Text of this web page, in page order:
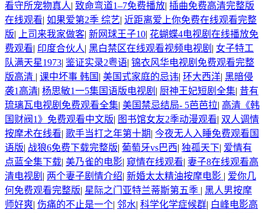
看守所宠物真人| 致命弯道1–7免费播放| 插曲免费高清完整版
在线观看| 如果爱第2季 综艺| 近距离爱上你免费在线观看完整
版| 上司来我家做客| 新网球王子10| 花蝴蝶4电视剧在线播放免
费观看| 印度合伙人| 黑白禁区在线观看视频电视剧 | 女子特工
队满天星1973| 鉴证实录2粤语| 锦衣风华电视剧免费观看完整
版高清 | 课中坏事 韩国 | 美国式家庭的忌讳| 环大西洋| 黑暗侵
袭1高清| 杨思敏1一5集国语版电视剧 | 厨神王妃短剧全集| 昔有
琉璃瓦电视剧免费观看全集| 美国禁忌结局- 5芭芭拉| 高清《韩
国财阀1》免费观看中文版| 图书馆女友2季动漫观看| 双人调情
按摩术在线看| 歌手当打之年第十期| 今夜无人入睡免费观看国
语版| 战狼6免费下载完整版| 葡萄牙vs巴西| 独孤天下| 爱情有
点蓝全集下载| 美乃雀的电影| 窥情在线观看| 妻子8在线观看高
清电视剧 | 两个妻子剧情介绍| 新婚太太精油按摩电影 | 爱你几
何免费观看完整版| 星际之门亚特兰蒂斯第五季 | 黑人男按摩
师好爽| 伤痛的不止是一个| 邻水| 科学化学症候群| 白峰电影高